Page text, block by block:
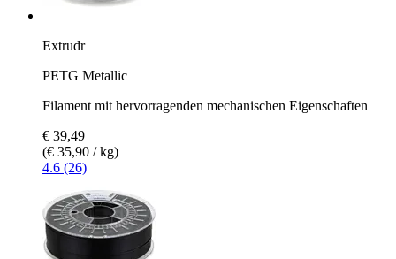
Extrudr
PETG Metallic
Filament mit hervorragenden mechanischen Eigenschaften
€ 39,49
(€ 35,90 / kg)
4.6 (26)